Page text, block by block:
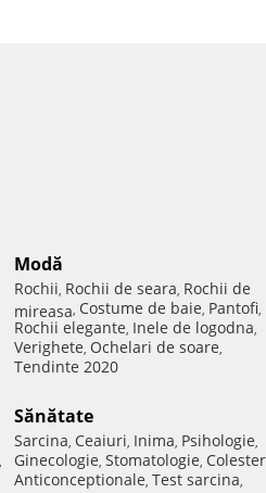
,
Modă
Rochii, Rochii de seara, Rochii de
mireasa, Costume de baie, Pantofi,
Rochii elegante, Inele de logodna,
Verighete, Ochelari de soare,
Tendinte 2020
Sănătate
Sarcina, Ceaiuri, Inima, Psihologie,
Ginecologie, Stomatologie,
Anticonceptionale, Test sarcina,